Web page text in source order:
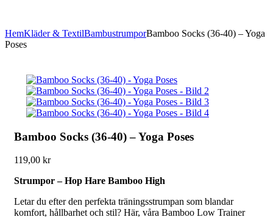
HemKläder & TextilBambustrumporBamboo Socks (36-40) – Yoga
Poses
Bamboo Socks (36-40) – Yoga Poses
119,00 kr
Strumpor – Hop Hare Bamboo High
Letar du efter den perfekta träningsstrumpan som blandar
komfort, hållbarhet och stil? Här, våra Bamboo Low Trainer